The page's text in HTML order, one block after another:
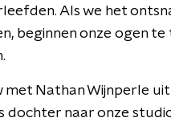
Als we het
beginnen onze ogen
Nathan Wijnperle
dochter naar onze